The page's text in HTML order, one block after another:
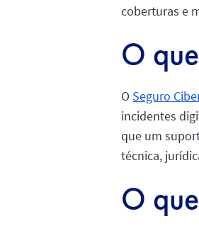
coberturas e
O
O Seguro
incidentes
que um
técnica,
O